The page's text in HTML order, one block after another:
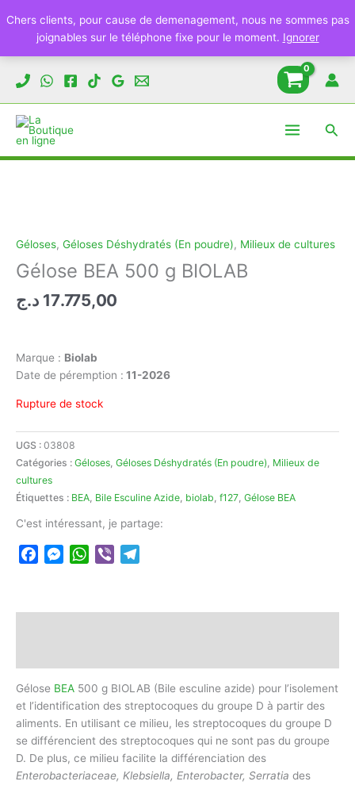
Chers clients, pour cause de demenagement, nous ne sommes pas
joignables sur le téléphone fixe pour le moment. Ignorer
Géloses, Géloses Déshydratés (En poudre), Milieux de cultures
Gélose BEA 500 g BIOLAB
17.775,00 د.ج
Marque : Biolab
Date de péremption : 11-2026
Rupture de stock
UGS : 03808
Catégories : Géloses, Géloses Déshydratés (En poudre), Milieux de
cultures
Étiquettes : BEA, Bile Esculine Azide, biolab, f127, Gélose BEA
C'est intéressant, je partage:
FacebookMessenger
WhatsApp
Viber
Gélose BEA 500 g BIOLAB (Bile esculine azide) pour l’isolement
et l’identification des streptocoques du groupe D à partir des
aliments. En utilisant ce milieu, les streptocoques du groupe D
se différencient des streptocoques qui ne sont pas du groupe
D. De plus, ce milieu facilite la différenciation des
Enterobacteriaceae, Klebsiella, Enterobacter, Serratia des